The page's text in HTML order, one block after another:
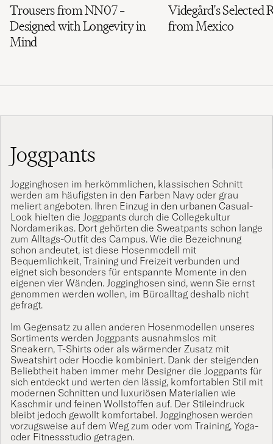
Trousers from NN07 –
Designed with Longevity in
Mind
Videgård's Selected
from Mexico
Joggpants
Jogginghosen im herkömmlichen, klassischen Schnitt
werden am häufigsten in den Farben Navy oder grau
meliert angeboten. Ihren Einzug in den urbanen Casual-
Look hielten die Joggpants durch die Collegekultur
Nordamerikas. Dort gehörten die Sweatpants schon lange
zum Alltags-Outfit des Campus. Wie die Bezeichnung
schon andeutet, ist diese Hosenmodell mit
Bequemlichkeit, Training und Freizeit verbunden und
eignet sich besonders für entspannte Momente in den
eigenen vier Wänden. Jogginghosen sind, wenn Sie ernst
genommen werden wollen, im Büroalltag deshalb nicht
gefragt.
Im Gegensatz zu allen anderen Hosenmodellen unseres
Sortiments werden Joggpants ausnahmslos mit
Sneakern, T-Shirts oder als wärmender Zusatz mit
Sweatshirt oder Hoodie kombiniert. Dank der steigenden
Beliebtheit haben immer mehr Designer die Joggpants für
sich entdeckt und werten den lässig, komfortablen Stil mit
modernen Schnitten und luxuriösen Materialien wie
Kaschmir und feinen Wollstoffen auf. Der Stileindruck
bleibt jedoch gewollt komfortabel. Jogginghosen werden
vorzugsweise auf dem Weg zum oder vom Training, Yoga-
oder Fitnessstudio getragen.